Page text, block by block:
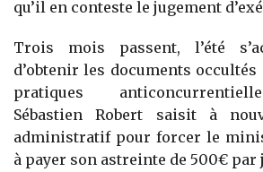
qu’il en conteste le jugement
Trois mois passent, l’été
d’obtenir les documents
pratiques
Sébastien Robert saisit à
administratif pour forcer le
à payer son astreinte de 500€ par